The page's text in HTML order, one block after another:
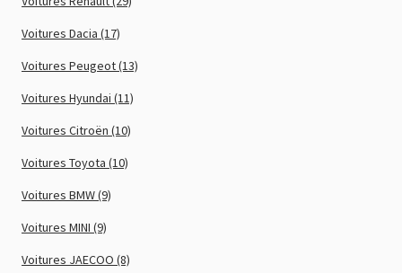
Voitures Dacia (17)
Voitures Peugeot (13)
Voitures Hyundai (11)
Voitures Citroën (10)
Voitures Toyota (10)
Voitures BMW (9)
Voitures MINI (9)
Voitures JAECOO (8)